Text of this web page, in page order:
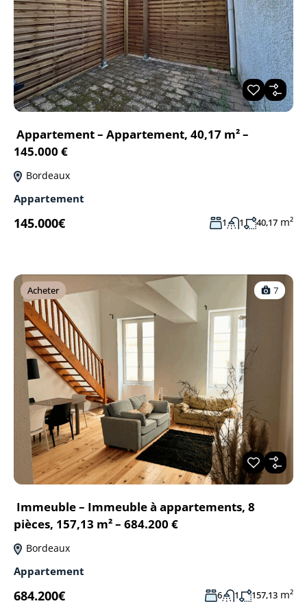
Appartement – Appartement, 40,17 m² –
145.000 €
Bordeaux
Appartement
145.000€ 1 1 40,17 m²
Acheter 7
Immeuble – Immeuble à appartements, 8
pièces, 157,13 m² – 684.200 €
Bordeaux
Appartement
684.200€ 6 1 157,13 m²